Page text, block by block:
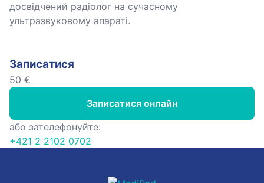
досвідчений радіолог на сучасному
ультразвуковому апараті.
Записатися
50 €
Записатися онлайн
або зателефонуйте:
+421 2 2102 0702